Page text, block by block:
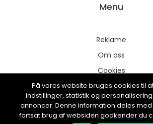
Menu
Reklame
Om oss
Cookies
Kontakt Oss
Sitemap
På vores website bruges cookies til
indstillinger, statistik og
annoncer. Denne information deles
fortsat brug af websiden godkender du